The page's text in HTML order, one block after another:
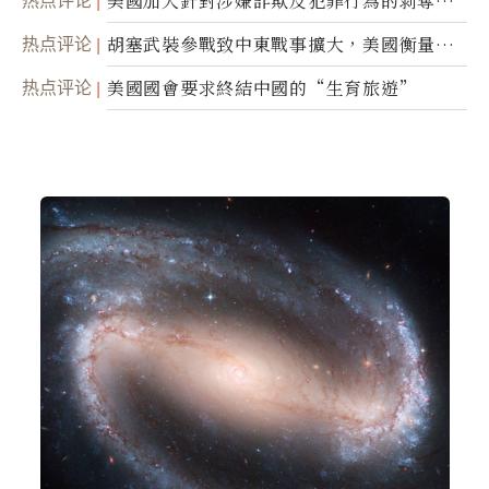
民權力度
热点评论
胡塞武裝參戰致中東戰事擴大，美國衡量地
面入侵的可能性
热点评论 美國國會要求終結中國的“生育旅遊”